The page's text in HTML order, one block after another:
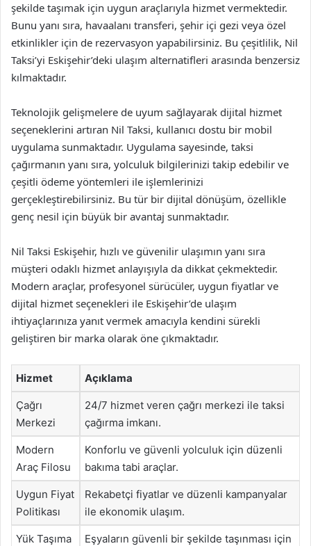
şekilde taşımak için uygun araçlarıyla hizmet vermektedir.
Bunu yanı sıra, havaalanı transferi, şehir içi gezi veya özel
etkinlikler için de rezervasyon yapabilirsiniz. Bu çeşitlilik, Nil
Taksi’yi Eskişehir’deki ulaşım alternatifleri arasında benzersiz
kılmaktadır.
Teknolojik gelişmelere de uyum sağlayarak dijital hizmet
seçeneklerini artıran Nil Taksi, kullanıcı dostu bir mobil
uygulama sunmaktadır. Uygulama sayesinde, taksi
çağırmanın yanı sıra, yolculuk bilgilerinizi takip edebilir ve
çeşitli ödeme yöntemleri ile işlemlerinizi
gerçekleştirebilirsiniz. Bu tür bir dijital dönüşüm, özellikle
genç nesil için büyük bir avantaj sunmaktadır.
Nil Taksi Eskişehir, hızlı ve güvenilir ulaşımın yanı sıra
müşteri odaklı hizmet anlayışıyla da dikkat çekmektedir.
Modern araçlar, profesyonel sürücüler, uygun fiyatlar ve
dijital hizmet seçenekleri ile Eskişehir’de ulaşım
ihtiyaçlarınıza yanıt vermek amacıyla kendini sürekli
geliştiren bir marka olarak öne çıkmaktadır.
Hizmet Açıklama
Çağrı
Merkezi
24/7 hizmet veren çağrı merkezi ile taksi
çağırma imkanı.
Modern
Araç Filosu
Konforlu ve güvenli yolculuk için düzenli
bakıma tabi araçlar.
Uygun Fiyat
Politikası
Rekabetçi fiyatlar ve düzenli kampanyalar
ile ekonomik ulaşım.
Yük Taşıma
Eşyaların güvenli bir şekilde taşınması için